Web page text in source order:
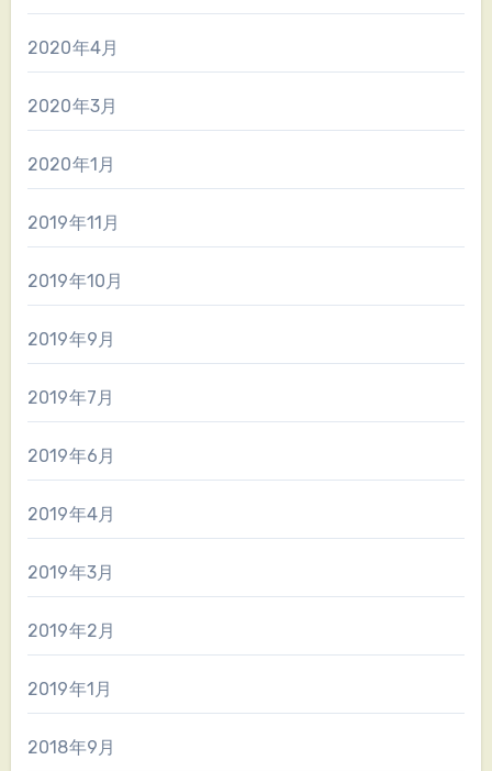
2020年4月
2020年3月
2020年1月
2019年11月
2019年10月
2019年9月
2019年7月
2019年6月
2019年4月
2019年3月
2019年2月
2019年1月
2018年9月